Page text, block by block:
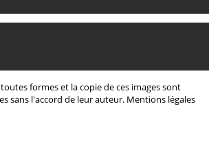
formes et la copie de ces images sont
sans l'accord de leur auteur. Mentions légales